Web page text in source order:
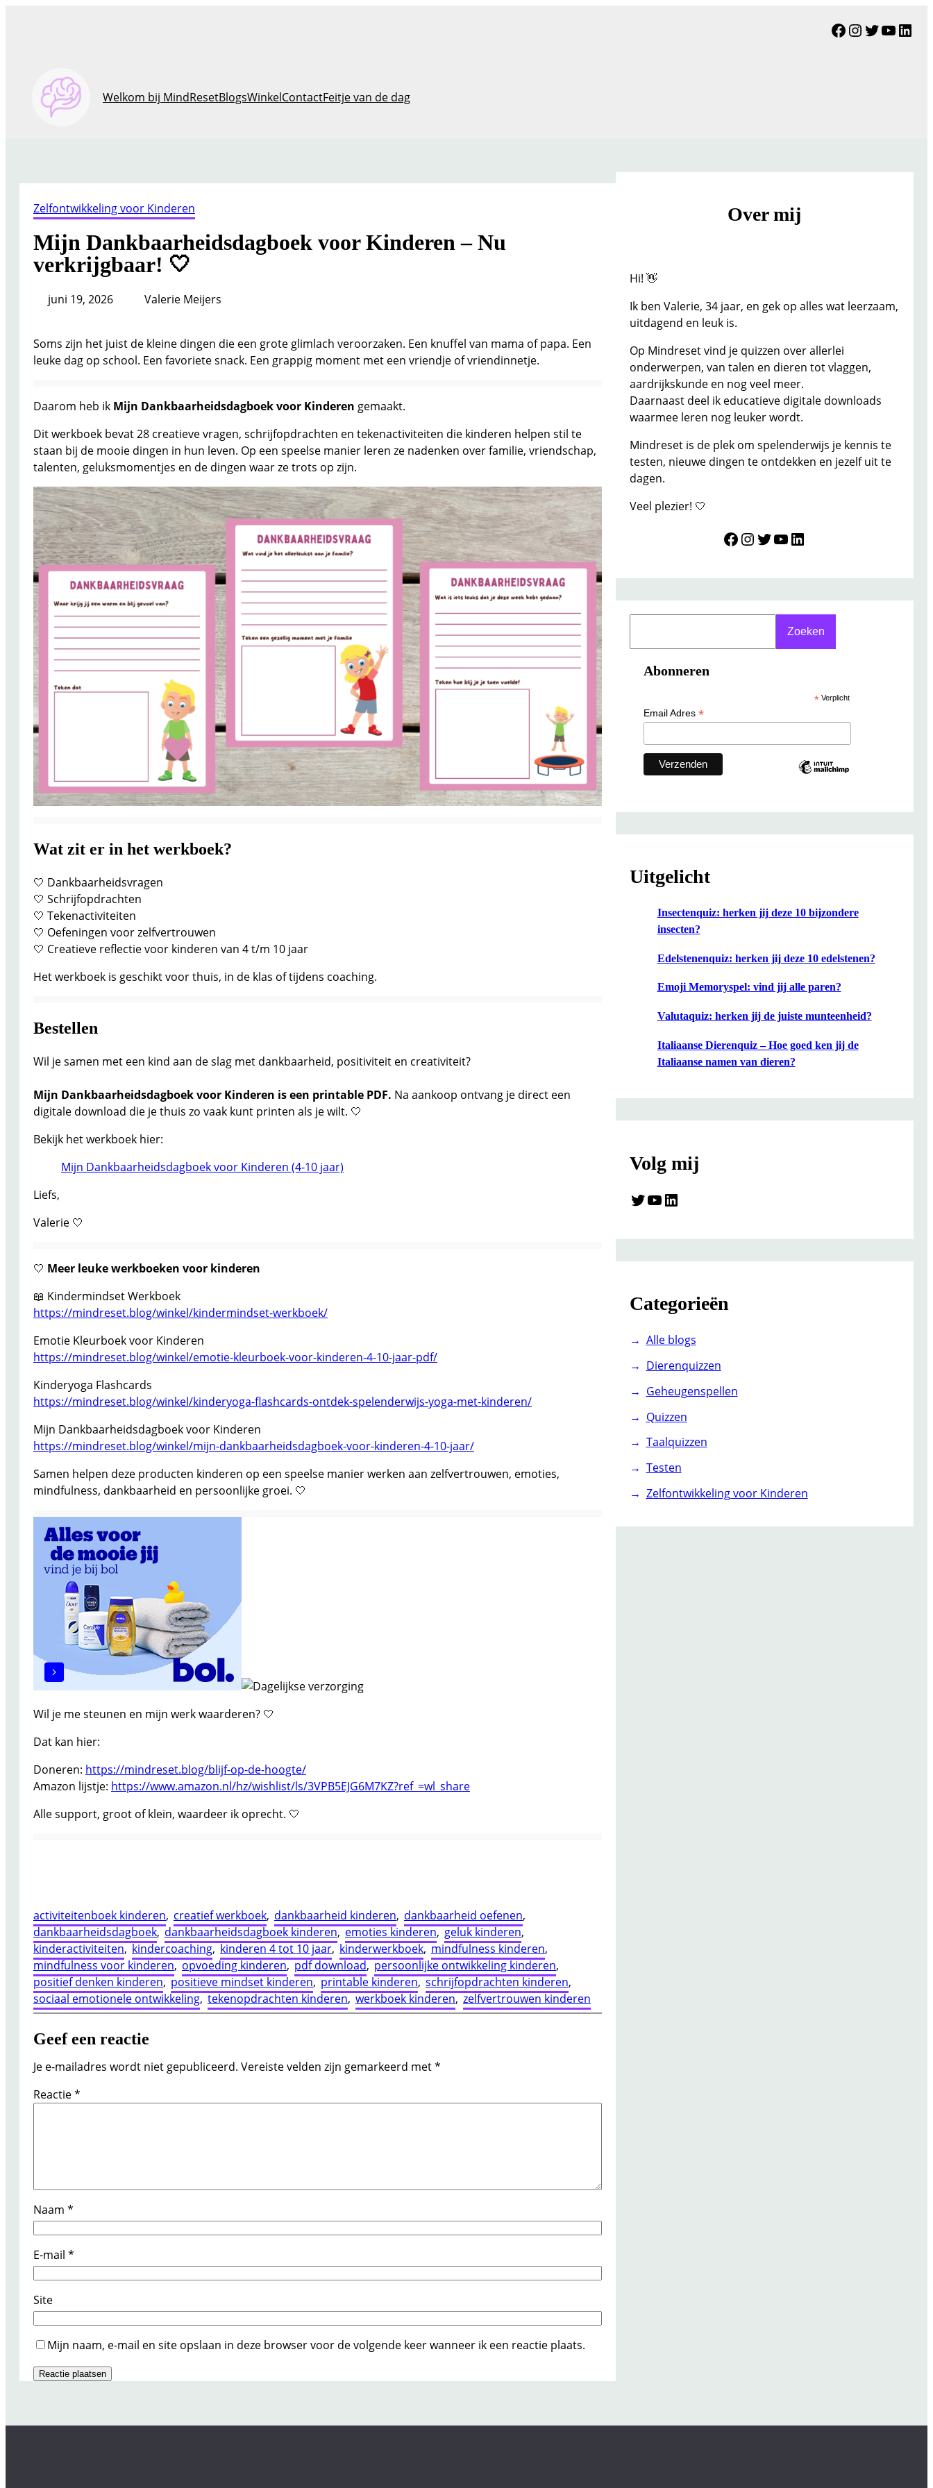
Facebook
Instagram
Twitter
Welkom bij MindResetBlogsWinkelContactFeitje van de dag
Zelfontwikkeling voor Kinderen
Mijn Dankbaarheidsdagboek voor Kinderen – Nu
verkrijgbaar! 🤍
juni 19, 2026 Valerie Meijers
Soms zijn het juist de kleine dingen die een grote glimlach veroorzaken. Een knuffel van mama of papa. Een
leuke dag op school. Een favoriete snack. Een grappig moment met een vriendje of vriendinnetje.
Daarom heb ik Mijn Dankbaarheidsdagboek voor Kinderen gemaakt.
Dit werkboek bevat 28 creatieve vragen, schrijfopdrachten en tekenactiviteiten die kinderen helpen stil te
staan bij de mooie dingen in hun leven. Op een speelse manier leren ze nadenken over familie, vriendschap,
talenten, geluksmomentjes en de dingen waar ze trots op zijn.
Wat zit er in het werkboek?
🤍 Dankbaarheidsvragen
🤍 Schrijfopdrachten
🤍 Tekenactiviteiten
🤍 Oefeningen voor zelfvertrouwen
🤍 Creatieve reflectie voor kinderen van 4 t/m 10 jaar
Het werkboek is geschikt voor thuis, in de klas of tijdens coaching.
Bestellen
Wil je samen met een kind aan de slag met dankbaarheid, positiviteit en creativiteit?
Mijn Dankbaarheidsdagboek voor Kinderen is een printable PDF. Na aankoop ontvang je direct een
digitale download die je thuis zo vaak kunt printen als je wilt. 🤍
Bekijk het werkboek hier:
Mijn Dankbaarheidsdagboek voor Kinderen (4-10 jaar)
Liefs,
Valerie 🤍
🤍 Meer leuke werkboeken voor kinderen
📖 Kindermindset Werkboek
https://mindreset.blog/winkel/kindermindset-werkboek/
Emotie Kleurboek voor Kinderen
https://mindreset.blog/winkel/emotie-kleurboek-voor-kinderen-4-10-jaar-pdf/
Kinderyoga Flashcards
https://mindreset.blog/winkel/kinderyoga-flashcards-ontdek-spelenderwijs-yoga-met-kinderen/
Mijn Dankbaarheidsdagboek voor Kinderen
https://mindreset.blog/winkel/mijn-dankbaarheidsdagboek-voor-kinderen-4-10-jaar/
Samen helpen deze producten kinderen op een speelse manier werken aan zelfvertrouwen, emoties,
mindfulness, dankbaarheid en persoonlijke groei. 🤍
Wil je me steunen en mijn werk waarderen? 🤍
Dat kan hier:
Doneren: https://mindreset.blog/blijf-op-de-hoogte/
Amazon lijstje: https://www.amazon.nl/hz/wishlist/ls/3VPB5EJG6M7KZ?ref_=wl_share
Alle support, groot of klein, waardeer ik oprecht. 🤍
activiteitenboek kinderen, creatief werkboek, dankbaarheid kinderen, dankbaarheid oefenen,
dankbaarheidsdagboek, dankbaarheidsdagboek kinderen, emoties kinderen, geluk kinderen,
kinderactiviteiten, kindercoaching, kinderen 4 tot 10 jaar, kinderwerkboek, mindfulness kinderen,
mindfulness voor kinderen, opvoeding kinderen, pdf download, persoonlijke ontwikkeling kinderen,
positief denken kinderen, positieve mindset kinderen, printable kinderen, schrijfopdrachten kinderen,
sociaal emotionele ontwikkeling, tekenopdrachten kinderen, werkboek kinderen, zelfvertrouwen kinderen
Geef een reactie
Je e-mailadres wordt niet gepubliceerd. Vereiste velden zijn gemarkeerd met*
Reactie*
Naam *
E-mail *
Site
Mijn naam, e-mail en site opslaan in deze browser voor de volgende keer wanneer ik een reactie plaats.
Over mij
Hi! 👋
Ik ben Valerie, 34 jaar, en gek op alles wat leerzaam,
uitdagend en leuk is.
Op Mindreset vind je quizzen over allerlei
onderwerpen, van talen en dieren tot vlaggen,
aardrijkskunde en nog veel meer.
Daarnaast deel ik educatieve digitale downloads
waarmee leren nog leuker wordt.
Mindreset is de plek om spelenderwijs je kennis te
testen, nieuwe dingen te ontdekken en jezelf uit te
dagen.
Veel plezier! 🤍
Mindreset InstagramTwitter YouTube LinkedIn
Zoeken
Abonneren
* Verplicht
Email Adres *
Uitgelicht
Insectenquiz: herken jij deze 10 bijzondere
insecten?
Edelstenenquiz: herken jij deze 10 edelstenen?
Emoji Memoryspel: vind jij alle paren?
Valutaquiz: herken jij de juiste munteenheid?
Italiaanse Dierenquiz – Hoe goed ken jij de
Italiaanse namen van dieren?
Volg mij
Twitter YouTube LinkedIn
Categorieën
Alle blogs
Dierenquizzen
Geheugenspellen
Quizzen
Taalquizzen
Testen
Zelfontwikkeling voor Kinderen